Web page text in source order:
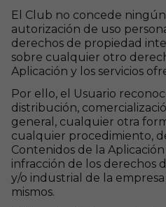
El Club no concede
autorización de uso
derechos de propiedad
sobre cualquier otro
Aplicación y los servicios
Por ello, el Usuario
distribución,
general, cualquier otra
cualquier procedimiento,
Contenidos de la
infracción de los derechos
y/o industrial de la
mismos.